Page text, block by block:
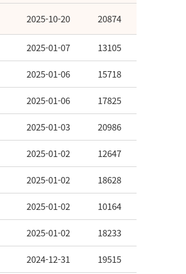
2025-10-20 20874
2025-01-07 13105
2025-01-06 15718
2025-01-06 17825
2025-01-03 20986
2025-01-02 12647
2025-01-02 18628
2025-01-02 10164
2025-01-02 18233
2024-12-31 19515